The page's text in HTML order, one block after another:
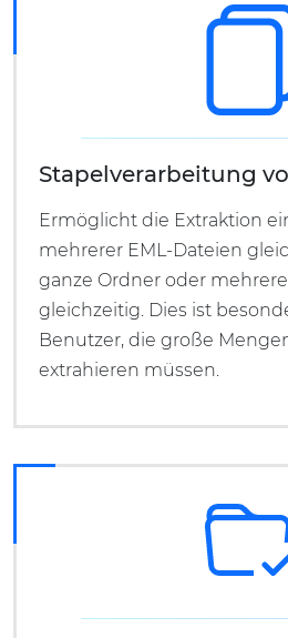
Stapelverarbeitung
Ermöglicht die Extraktion
mehrerer EML-Dateien
ganze Ordner oder
gleichzeitig. Dies ist
Benutzer, die große
extrahieren müssen.